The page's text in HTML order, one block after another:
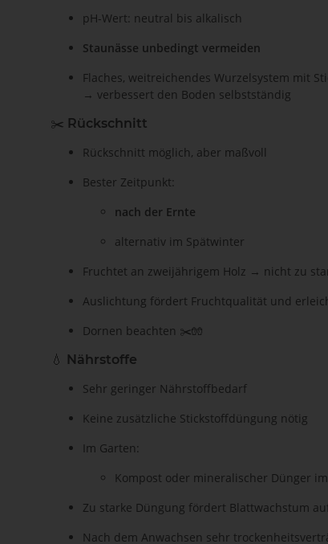
pH-Wert: neutral bis alkalisch
Staunässe unbedingt vermeiden
Flaches, weitreichendes Wurzelsystem mit
→ verbessert den Boden selbstständig
✂️ Rückschnitt
Rückschnitt möglich, aber maßvoll
Bester Zeitpunkt:
nach der Ernte
alternativ im Spätwinter
Fruchtet an zweijährigem Holz → nicht zu
Auslichtung fördert Fruchtqualität und
Dornen beachten ✂️🧤
💧
Nährstoffe
Sehr geringer Nährstoffbedarf
Keine zusätzliche Stickstoffdüngung nötig
Im Garten:
Kompost oder mineralischer Dünger
Zu starke Düngung fördert Blattwachstum
Nach dem Anwachsen sehr